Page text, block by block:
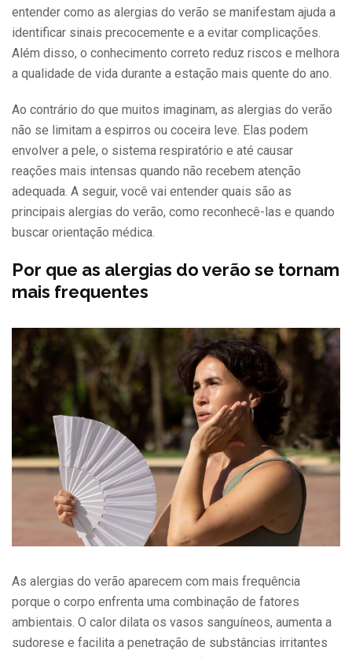
entender como as alergias do verão se manifestam ajuda a
identificar sinais precocemente e a evitar complicações.
Além disso, o conhecimento correto reduz riscos e melhora
a qualidade de vida durante a estação mais quente do ano.
Ao contrário do que muitos imaginam, as alergias do verão
não se limitam a espirros ou coceira leve. Elas podem
envolver a pele, o sistema respiratório e até causar
reações mais intensas quando não recebem atenção
adequada. A seguir, você vai entender quais são as
principais alergias do verão, como reconhecê-las e quando
buscar orientação médica.
Por que as alergias do verão se tornam
mais frequentes
As alergias do verão aparecem com mais frequência
porque o corpo enfrenta uma combinação de fatores
ambientais. O calor dilata os vasos sanguíneos, aumenta a
sudorese e facilita a penetração de substâncias irritantes